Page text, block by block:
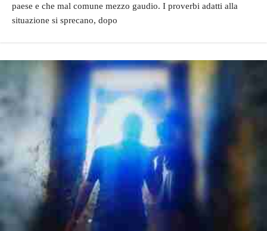
paese e che mal comune mezzo gaudio. I proverbi adatti alla
situazione si sprecano, dopo